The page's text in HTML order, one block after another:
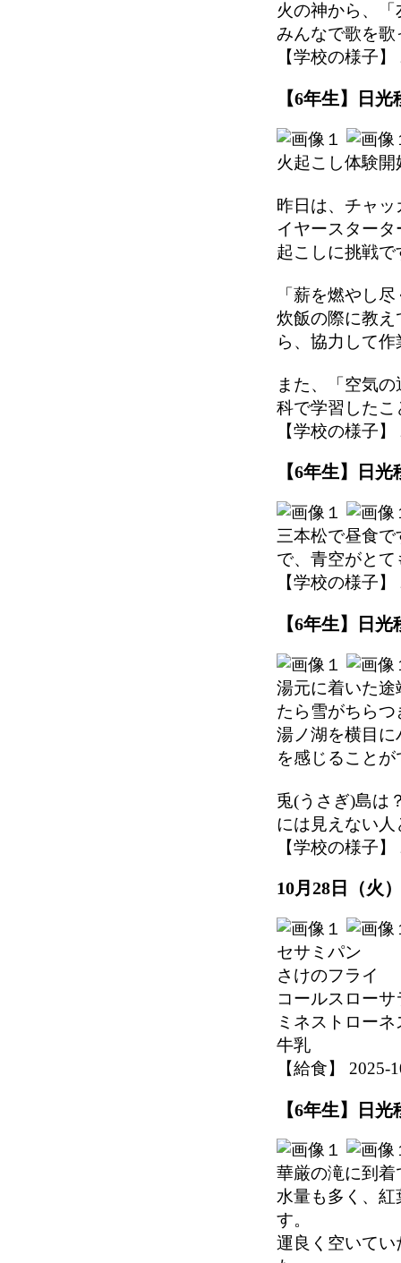
火の神から、
みんなで歌を
【学校の様子
【6年生】日
火起こし体験開
昨日は、チャ
イヤースター
起こしに挑戦で
「薪を燃やし
炊飯の際に教
ら、協力して
また、「空気
科で学習した
【学校の様子
【6年生】日
三本松で昼食
で、青空がと
【学校の様子
【6年生】日
湯元に着いた
たら雪がちらつ
湯ノ湖を横目
を感じること
兎(うさぎ)島は
には見えない
【学校の様子
10月28日（火）
セサミパン
さけのフライ
コールスローサ
ミネストローネ
牛乳
【給食】 2025-
【6年生】日
華厳の滝に到着
水量も多く、
す。
運良く空いて